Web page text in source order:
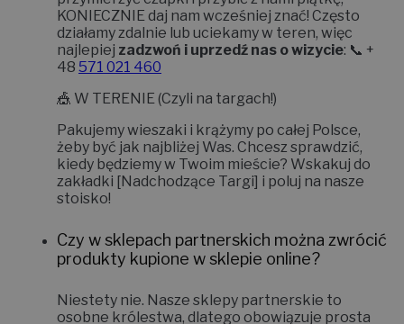
KONIECZNIE daj nam wcześniej znać! Często
działamy zdalnie lub uciekamy w teren, więc
najlepiej zadzwoń i uprzedź nas o wizycie: 📞 +
48 571 021 460
🎪 W TERENIE (Czyli na targach!)
Pakujemy wieszaki i krążymy po całej Polsce,
żeby być jak najbliżej Was. Chcesz sprawdzić,
kiedy będziemy w Twoim mieście? Wskakuj do
zakładki [Nadchodzące Targi] i poluj na nasze
stoisko!
Czy w sklepach partnerskich można zwrócić
produkty kupione w sklepie online?
Niestety nie. Nasze sklepy partnerskie to
osobne królestwa, dlatego obowiązuje prosta